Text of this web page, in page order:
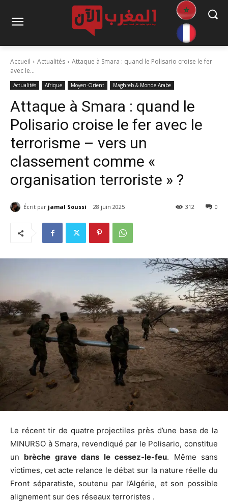
Accueil Actualités
Attaque à Smara : quand le Polisario croise le fer
avec le...
Actualités Afrique Moyen-Orient Maghreb & Monde Arabe
Attaque à Smara : quand le
Polisario croise le fer avec le
terrorisme – vers un
classement comme «
organisation terroriste » ?
Écrit par jamal Soussi 28 juin 2025 0
312
Le récent tir de quatre projectiles près d’une base de la
MINURSO à Smara, revendiqué par le Polisario, constitue
un brèche grave dans le cessez-le-feu. Même sans
victimes, cet acte relance le débat sur la nature réelle du
Front séparatiste, soutenu par l’Algérie, et son possible
alignement sur des réseaux terroristes .